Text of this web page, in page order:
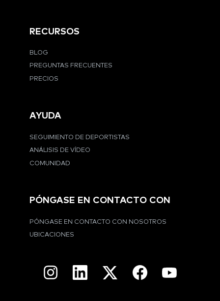
RECURSOS
BLOG
PREGUNTAS FRECUENTES
PRECIOS
AYUDA
SEGUIMIENTO DE DEPORTISTAS
ANÁLISIS DE VÍDEO
COMUNIDAD
PÓNGASE EN CONTACTO CON
PÓNGASE EN CONTACTO CON NOSOTROS
UBICACIONES